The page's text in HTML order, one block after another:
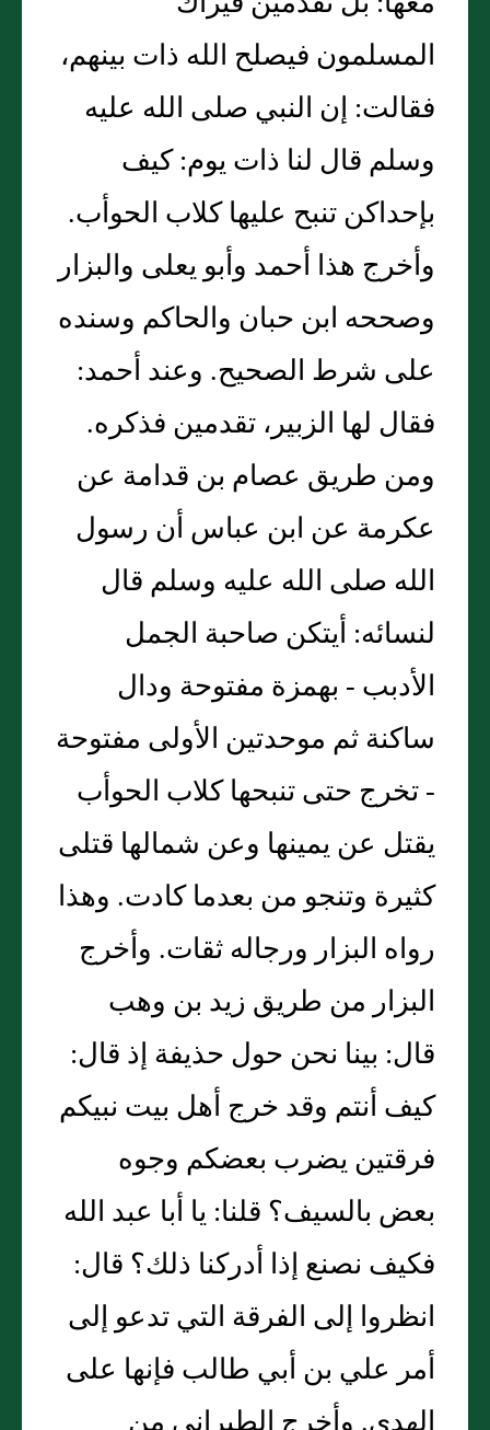
المسلمون فيصلح الله ذات بينهم،
فقالت: إن النبي صلى الله عليه
وسلم قال لنا ذات يوم: كيف
بإحداكن تنبح عليها كلاب الحوأب.
وأخرج هذا أحمد وأبو يعلى والبزار
وصححه ابن حبان والحاكم وسنده
على شرط الصحيح. وعند أحمد:
فقال لها الزبير، تقدمين فذكره.
ومن طريق عصام بن قدامة عن
عكرمة عن ابن عباس أن رسول
الله صلى الله عليه وسلم قال
لنسائه: أيتكن صاحبة الجمل
الأدبب - بهمزة مفتوحة ودال
ساكنة ثم موحدتين الأولى مفتوحة
- تخرج حتى تنبحها كلاب الحوأب
يقتل عن يمينها وعن شمالها قتلى
كثيرة وتنجو من بعدما كادت. وهذا
رواه البزار ورجاله ثقات. وأخرج
البزار من طريق زيد بن وهب
قال: بينا نحن حول حذيفة إذ قال:
كيف أنتم وقد خرج أهل بيت نبيكم
فرقتين يضرب بعضكم وجوه
بعض بالسيف؟ قلنا: يا أبا عبد الله
فكيف نصنع إذا أدركنا ذلك؟ قال:
انظروا إلى الفرقة التي تدعو إلى
أمر علي بن أبي طالب فإنها على